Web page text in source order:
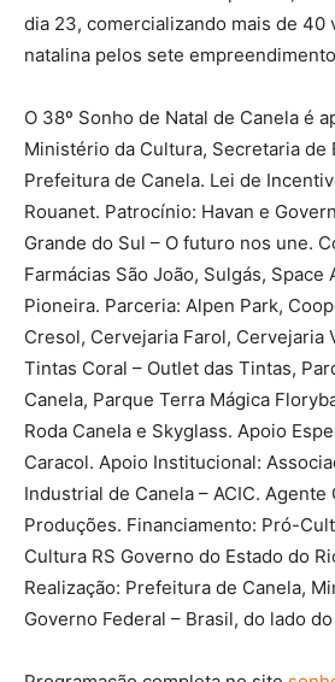
dia 23, comercializando mais de 40
natalina pelos sete
O 38º Sonho de Natal de Canela é
Ministério da Cultura, Secretaria de
Prefeitura de Canela. Lei de
Rouanet. Patrocínio: Havan e
Grande do Sul – O futuro nos une.
Farmácias São João, Sulgás,
Pioneira. Parceria: Alpen Park,
Cresol, Cervejaria Farol, Cervejaria
Tintas Coral – Outlet das Tintas,
Canela, Parque Terra Mágica
Roda Canela e Skyglass. Apoio
Caracol. Apoio Institucional:
Industrial de Canela – ACIC. Agente
Produções. Financiamento: Pró-
Cultura RS Governo do Estado do
Realização: Prefeitura de Canela,
Governo Federal – Brasil, do lado